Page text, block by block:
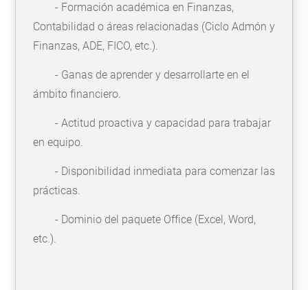
- Formación académica en Finanzas,
Contabilidad o áreas relacionadas (Ciclo Admón y
Finanzas, ADE, FICO, etc.).
- Ganas de aprender y desarrollarte en el
ámbito financiero.
- Actitud proactiva y capacidad para trabajar
en equipo.
- Disponibilidad inmediata para comenzar las
prácticas.
- Dominio del paquete Office (Excel, Word,
etc.).